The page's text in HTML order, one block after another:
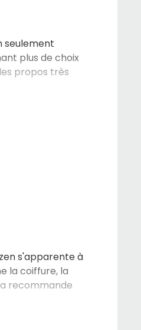
seulement
plus de choix
propos très
s'apparente à
la coiffure, la
recommande